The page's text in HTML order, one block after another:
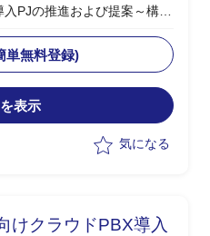
PJの推進および提案～構築
びサプライチェーン向け認証
/統合方針策定
ーザー社内向けシステムを含
方式の検討
単無料登録)
表示
気になる
けクラウドPBX導入